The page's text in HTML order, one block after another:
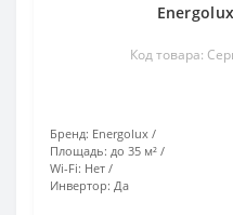
Код товара:
Бренд: Energolux
Площадь: до 35 м²
Wi-Fi: Нет
Инвертор: Да